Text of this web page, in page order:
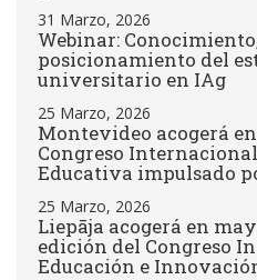
31 Marzo, 2026
Webinar:
posicionamiento del
universitario en IAg
25 Marzo, 2026
Montevideo acogerá
Congreso
Educativa impulsado
25 Marzo, 2026
Liepāja acogerá en
edición del Congreso
Educación e